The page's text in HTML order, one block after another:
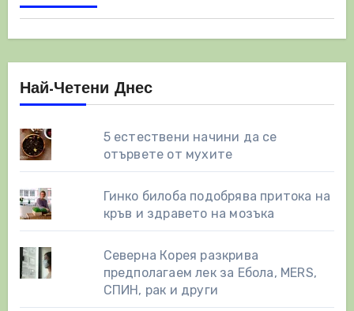
страници
Най-Четени Днес
5 естествени начини да се
отървете от мухите
Гинко билоба подобрява притока на
кръв и здравето на мозъка
Северна Корея разкрива
предполагаем лек за Ебола, MERS,
СПИН, рак и други